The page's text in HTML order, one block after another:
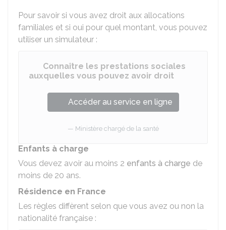
Pour savoir si vous avez droit aux allocations
familiales et si oui pour quel montant, vous pouvez
utiliser un simulateur :
Connaître les prestations sociales
auxquelles vous pouvez avoir droit
Accéder au service en ligne
Ministère chargé de la santé
Enfants à charge
Vous devez avoir au moins 2 enfants à charge de
moins de 20 ans.
Résidence en France
Les règles diffèrent selon que vous avez ou non la
nationalité française :